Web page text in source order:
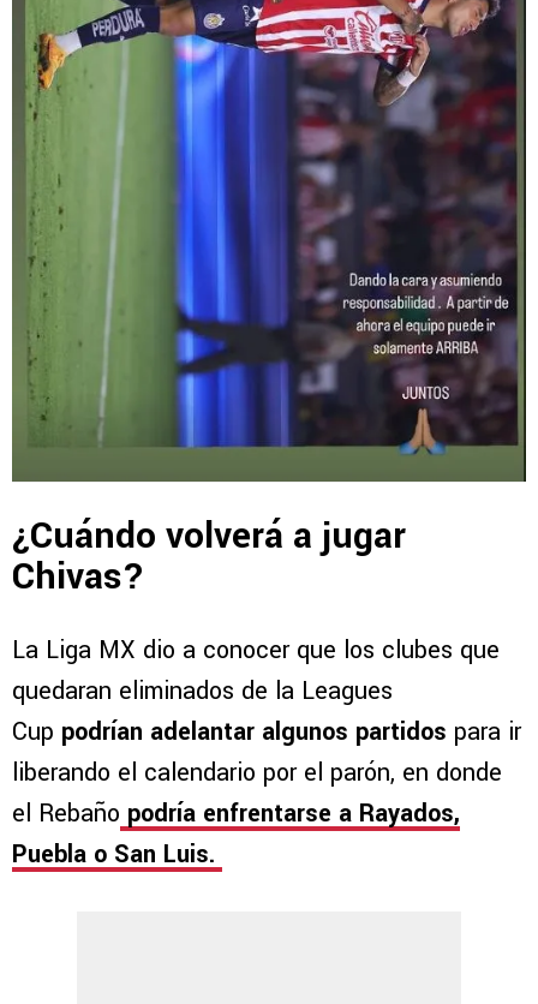
¿Cuándo volverá a jugar
Chivas?
La Liga MX dio a conocer que los clubes que
quedaran eliminados de la Leagues
Cup podrían adelantar algunos partidos para ir
liberando el calendario por el parón, en donde
el Rebaño podría enfrentarse a Rayados,
Puebla o San Luis.